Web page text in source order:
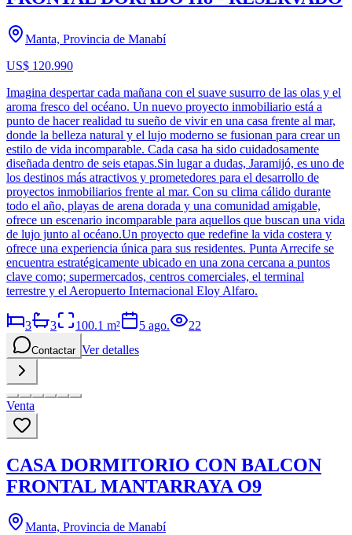
Manta, Provincia de Manabí
US$ 120.990
Imagina despertar cada mañana con el suave susurro de las olas y el
aroma fresco del océano. Un nuevo proyecto inmobiliario está a
punto de hacer realidad tu sueño de vivir en una casa frente al mar,
donde la belleza natural y el lujo moderno se fusionan para crear un
estilo de vida incomparable. Cada casa ha sido cuidadosamente
diseñada dentro de seis etapas.Sin lugar a dudas, Jaramijó, es uno de
los destinos más atractivos y prometedores para el desarrollo de
proyectos inmobiliarios frente al mar. Con su clima cálido durante
todo el año, playas de arena dorada y una comunidad amigable,
ofrece un escenario incomparable para aquellos que buscan una vida
de lujo junto al océano.Un proyecto que redefine la vida costera y
ofrece una experiencia única para sus residentes. Punta Arrecife se
encuentra estratégicamente ubicado en una zona cercana a puntos
clave como; supermercados, centros comerciales, el terminal
terrestre y el Aeropuerto Internacional Eloy Alfaro.
3 3 100.1 m² 5 ago. 22
Contactar Ver detalles
Venta
CASA DORMITORIO CON BALCON
FRONTAL MANTARRAYA O9
Manta, Provincia de Manabí